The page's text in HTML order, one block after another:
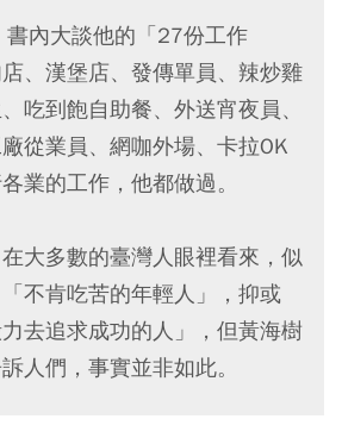
內大談他的「27份工作
、漢堡店、發傳單員、辣炒雞
吃到飽自助餐、外送宵夜員、
從業員、網咖外場、卡拉OK
業的工作，他都做過。
大多數的臺灣人眼裡看來，似
不肯吃苦的年輕人」，抑或
力去追求成功的人」，但黃海樹
人們，事實並非如此。